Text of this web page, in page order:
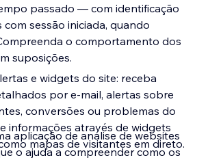
passado — com identificação
sessão iniciada, quando
o comportamento dos
suposições.
e widgets do site: receba
por e-mail, alertas sobre
conversões ou problemas do
informações através de widgets
mapas de visitantes em direto.
aplicação de análise de websites
o ajuda a compreender como os